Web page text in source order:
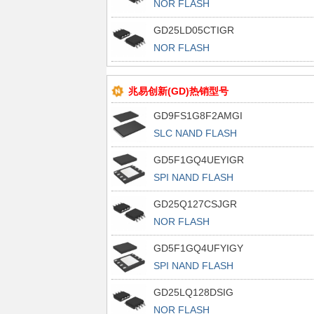
NOR FLASH
GD25LD05CTIGR
NOR FLASH
兆易创新(GD)热销型号
GD9FS1G8F2AMGI
SLC NAND FLASH
GD5F1GQ4UEYIGR
SPI NAND FLASH
GD25Q127CSJGR
NOR FLASH
GD5F1GQ4UFYIGY
SPI NAND FLASH
GD25LQ128DSIG
NOR FLASH